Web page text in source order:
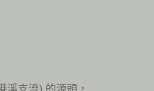
溪支流) 的源頭，